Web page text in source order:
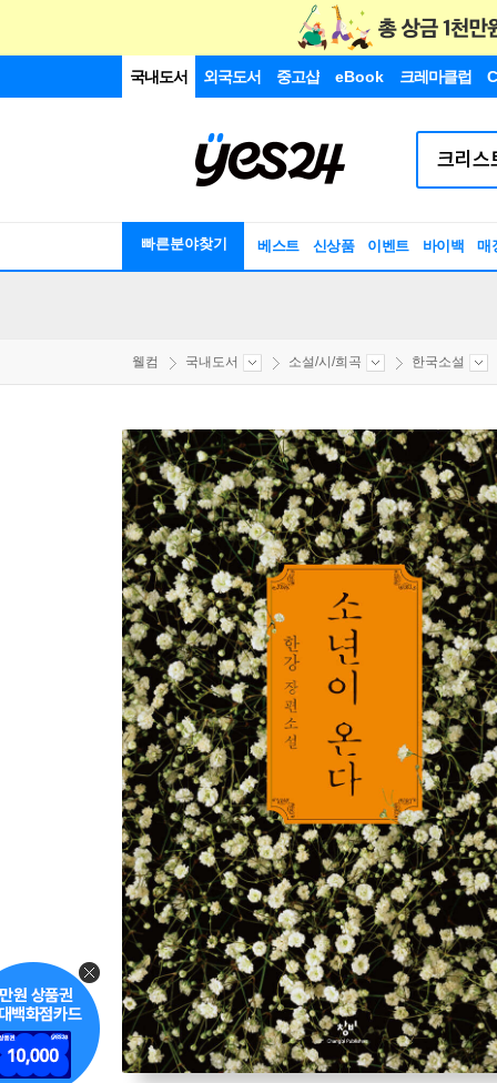
국내도서 외국도서 중고샵 eBook 크레마클럽
빠른분야찾기 베스트 신상품 이벤트 바이백 매
웰컴 국내도서 소설/시/희곡 한국소설